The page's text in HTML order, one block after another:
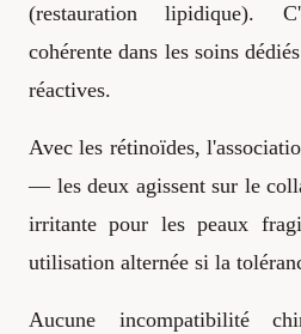
(restauration lipidique).
cohérente dans les soins
réactives.
Avec les rétinoïdes,
— les deux agissent sur le
irritante pour les peaux
utilisation alternée si la
Aucune incompatibilité